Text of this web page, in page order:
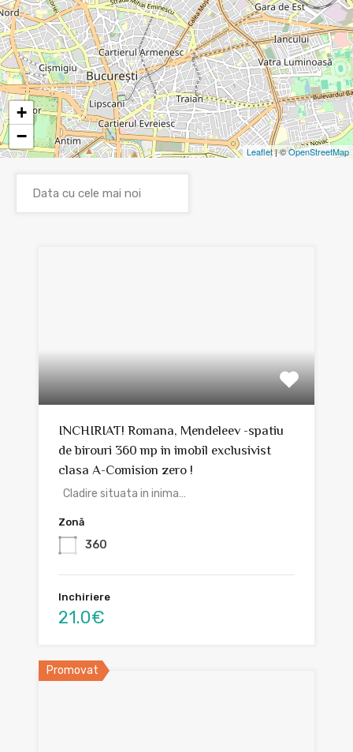
+
−
Leaflet| ©OpenStreetMap
INCHIRIAT! Romana, Mendeleev -spatiu
de birouri 360 mp in imobil exclusivist
clasa A-Comision zero !
Cladire situata in inima…
Zonă
360
Inchiriere
21.0€
Promovat